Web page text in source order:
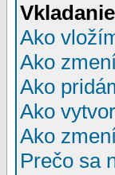
Ako
Ako
Ako
Ako
Ako
Prečo sa